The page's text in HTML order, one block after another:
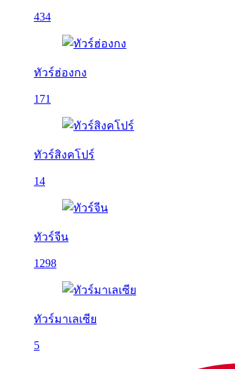
434
ทัวร์ฮ่องกง
171
ทัวร์สิงคโปร์
14
ทัวร์จีน
1298
ทัวร์มาเลเซีย
5